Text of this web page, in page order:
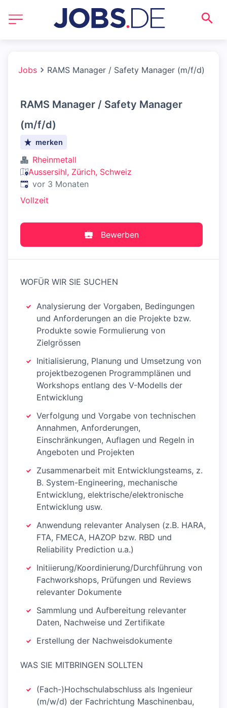
Jobs RAMS Manager / Safety Manager (m/f/d)
RAMS Manager / Safety Manager
(m/f/d)
merken
Rheinmetall
Aussersihl, Zürich, Schweiz
Veröffentlicht:
vor 3 Monaten
Vollzeit
Bewerben
WOFÜR WIR SIE SUCHEN
Analysierung der Vorgaben, Bedingungen
und Anforderungen an die Projekte bzw.
Produkte sowie Formulierung von
Zielgrössen
Initialisierung, Planung und Umsetzung von
projektbezogenen Programmplänen und
Workshops entlang des V-Modells der
Entwicklung
Verfolgung und Vorgabe von technischen
Annahmen, Anforderungen,
Einschränkungen, Auflagen und Regeln in
Angeboten und Projekten
Zusammenarbeit mit Entwicklungsteams, z.
B. System-Engineering, mechanische
Entwicklung, elektrische/elektronische
Entwicklung usw.
Anwendung relevanter Analysen (z.B. HARA,
FTA, FMECA, HAZOP bzw. RBD und
Reliability Prediction u.a.)
Initiierung/Koordinierung/Durchführung von
Fachworkshops, Prüfungen und Reviews
relevanter Dokumente
Sammlung und Aufbereitung relevanter
Daten, Nachweise und Zertifikate
Erstellung der Nachweisdokumente
WAS SIE MITBRINGEN SOLLTEN
(Fach-)Hochschulabschluss als Ingenieur
(m/w/d) der Fachrichtung Maschinenbau,